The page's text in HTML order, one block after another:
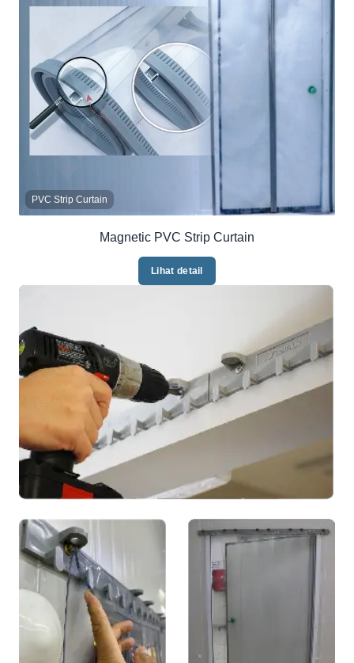
PVC Strip Curtain
Magnetic PVC Strip Curtain
Lihat detail